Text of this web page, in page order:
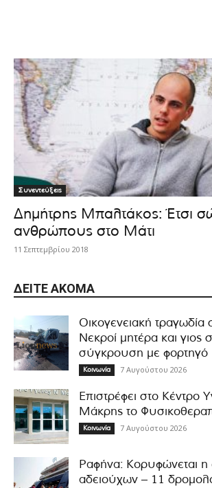
Συνεντεύξεις
Δημήτρης Μπαλτάκος: Έτσι
ανθρώπους στο Μάτι
11 Σεπτεμβρίου 2018
ΔΕΊΤΕ ΑΚΌΜΑ
Οικογενειακή τραγωδία
Νεκροί μητέρα και γιος
σύγκρουση με φορτηγό
Κοινωνία 7 Αυγούστου 2026
Επιστρέφει στο Κέντρο
Μάκρης το
Κοινωνία 7 Αυγούστου 2026
Ραφήνα: Κορυφώνεται η
αδειούχων – 11